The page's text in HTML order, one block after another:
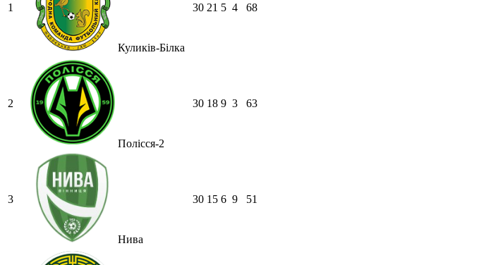
1
Куликів-Білка
30 21 5 4 68
2
Полісся-2
30 18 9 3 63
3
Нива
30 15 6 9 51